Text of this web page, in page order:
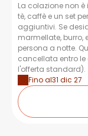
La colazione non
tè, caffè e un set
aggiuntivi. Se
marmellate, burro,
persona a notte.
cancellata entro le
l'offerta standard).
Fino al31 dic 27